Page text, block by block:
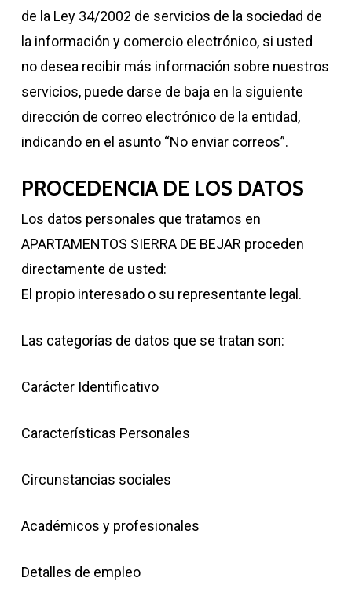
de la Ley 34/2002 de servicios de la sociedad de
la información y comercio electrónico, si usted
no desea recibir más información sobre nuestros
servicios, puede darse de baja en la siguiente
dirección de correo electrónico de la entidad,
indicando en el asunto “No enviar correos”.
PROCEDENCIA DE LOS DATOS
Los datos personales que tratamos en
APARTAMENTOS SIERRA DE BEJAR proceden
directamente de usted:
El propio interesado o su representante legal.
Las categorías de datos que se tratan son:
Carácter Identificativo
Características Personales
Circunstancias sociales
Académicos y profesionales
Detalles de empleo